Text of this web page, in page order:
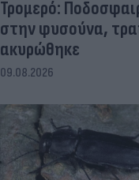
Τρομερό:
στην φυσούνα,
ακυρώθηκε
09.08.2026